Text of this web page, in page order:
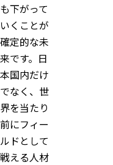
も下がって
いくことが
確定的な未
来です。日
本国内だけ
でなく、世
界を当たり
前にフィー
ルドとして
戦える人材